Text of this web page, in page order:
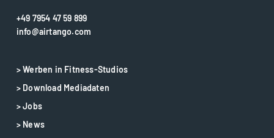
+49 7954 47 59 899
info@airtango.com
> Werben in Fitness-Studios
> Download Mediadaten
> Jobs
> News